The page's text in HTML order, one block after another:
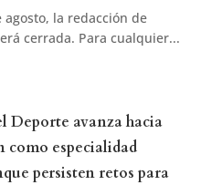
la redacción de
cerrada. Para cualquier...
Deporte avanza hacia
como especialidad
persisten retos para